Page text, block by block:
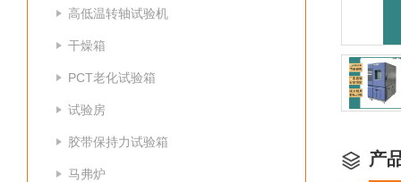
高低温转轴试验机
干燥箱
PCT老化试验箱
试验房
胶带保持力试验箱
马弗炉
产